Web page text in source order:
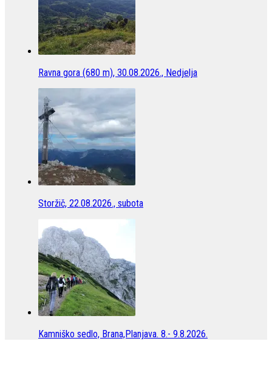
Ravna gora (680 m), 30.08.2026., Nedjelja
Storžič, 22.08.2026., subota
Kamniško sedlo, Brana,Planjava. 8.- 9.8.2026.